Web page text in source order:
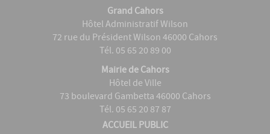
Grand Cahors
Hôtel Administratif Wilson
72 rue du Président Wilson 46000 Cahors
Tél. 05 65 20 89 00
Mairie de Cahors
Hôtel de Ville
73 boulevard Gambetta 46000 Cahors
Tél. 05 65 20 87 87
ACCUEIL PUBLIC